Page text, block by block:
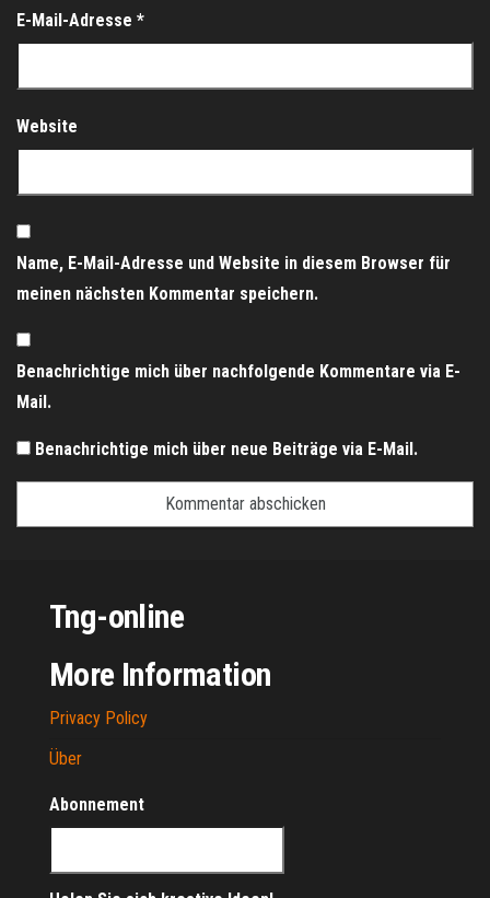
E-Mail-Adresse *
Website
Name, E-Mail-Adresse und Website in diesem Browser für
meinen nächsten Kommentar speichern.
Benachrichtige mich über nachfolgende Kommentare via E-
Mail.
Benachrichtige mich über neue Beiträge via E-Mail.
Tng-online
More Information
Privacy Policy
Über
Abonnement